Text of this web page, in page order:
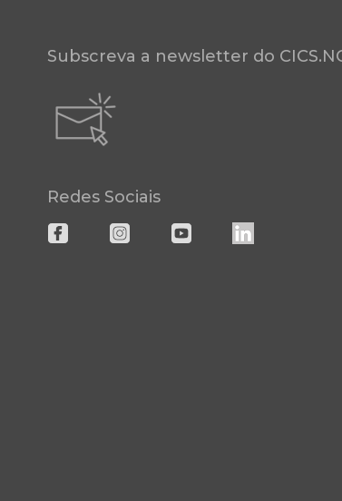
Subscreva a newsletter do
Redes Sociais